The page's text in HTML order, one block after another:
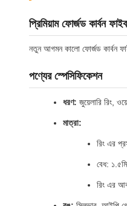
প্রিমিয়াম ফোর্জড কার্বন
নতুন আগমন কালো ফোর্জড কার্বন
পণ্যের স্পেসিফিকেশন
ধরণ: জুয়েলারি রিং,
মাত্রা:
রিং এর
বেধ:
রিং এর